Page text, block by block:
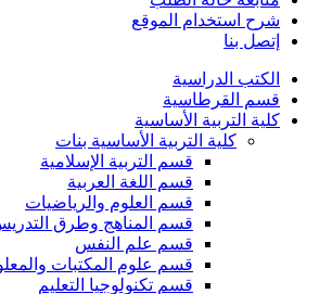
شرح استخدام الموقع
إتصل بنا
الكتب الدراسية
قسم القرطاسية
كلية التربية الأساسية
كلية التربية الأساسية بنات
قسم التربية الإسلامية
قسم اللغة العربية
قسم العلوم والرياضيات
قسم المناهج وطرق
قسم علم النفس
قسم علوم المكتبات
قسم تكنولوجيا التعليم